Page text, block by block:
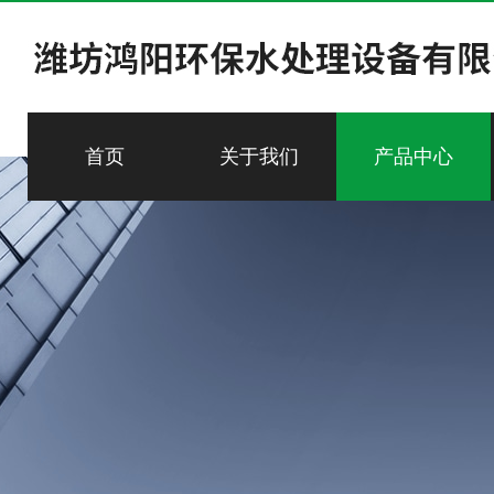
首页 关于我们 产品中心